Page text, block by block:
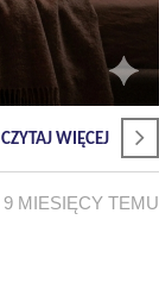
CZYTAJ WIĘCEJ
9 MIESIĘCY TEMU